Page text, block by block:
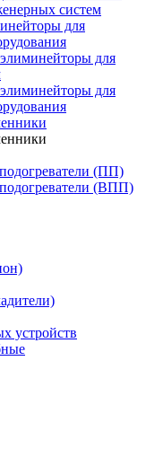
систем
для
для
для
(ПП)
(ВПП)
устройств